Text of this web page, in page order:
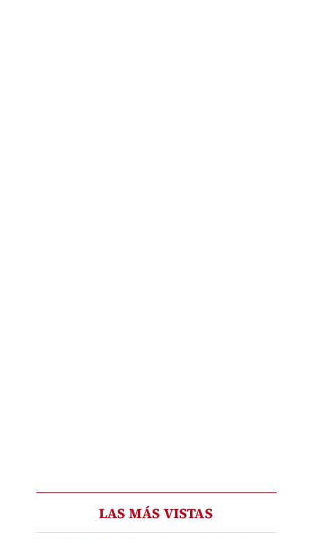
LAS MÁS VISTAS